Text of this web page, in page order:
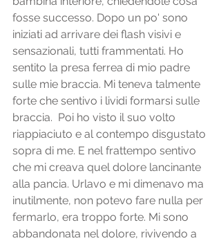
fosse successo. Dopo un po' sono
iniziati ad arrivare dei flash visivi e
sensazionali, tutti frammentati. Ho
sentito la presa ferrea di mio padre
sulle mie braccia. Mi teneva talmente
forte che sentivo i lividi formarsi sulle
braccia.  Poi ho visto il suo volto
riappiaciuto e al contempo disgustato
sopra di me. E nel frattempo sentivo
che mi creava quel dolore lancinante
alla pancia. Urlavo e mi dimenavo ma
inutilmente, non potevo fare nulla per
fermarlo, era troppo forte. Mi sono
abbandonata nel dolore, rivivendo a